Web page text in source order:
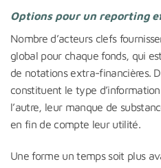
Options pour un reporting
Nombre d’acteurs clefs
global pour chaque fonds, qui
de notations extra-financières.
constituent le type
l’autre, leur manque de
en fin de compte leur utilité.
Une forme un temps soit plus